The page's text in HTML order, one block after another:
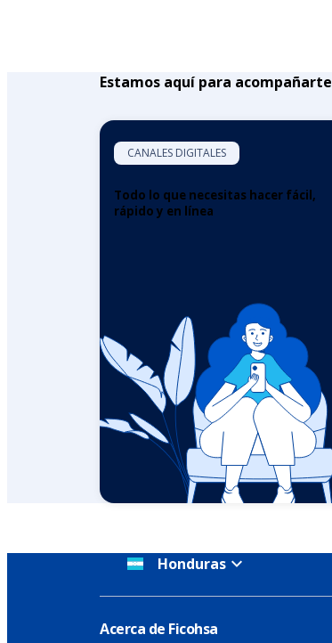
Estamos aquí para acompañarte
CANALES DIGITALES
Todo lo que necesitas hacer fácil,
rápido y en línea
Honduras
Acerca de Ficohsa